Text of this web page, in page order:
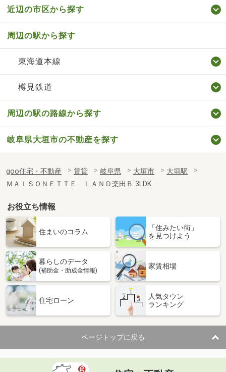
近辺の市区から探す
周辺の駅から探す
東海道本線
樽見鉄道
周辺の駅の路線から探す
岐阜県大垣市の不動産を探す
goo住宅・不動産 賃貸 岐阜県 大垣市
大垣駅
ＭＡＩＳＯＮＥＴＴＥ ＬＡＮＤ楽田Ｂ 3LDK
お役立ち情報
住まいのコラム
「住みたい街」
を見つけよう
暮らしのデータ
(補助金・助成金情報)
家賃相場
住宅ローン
人気タウン
ランキング
ページトップに戻る